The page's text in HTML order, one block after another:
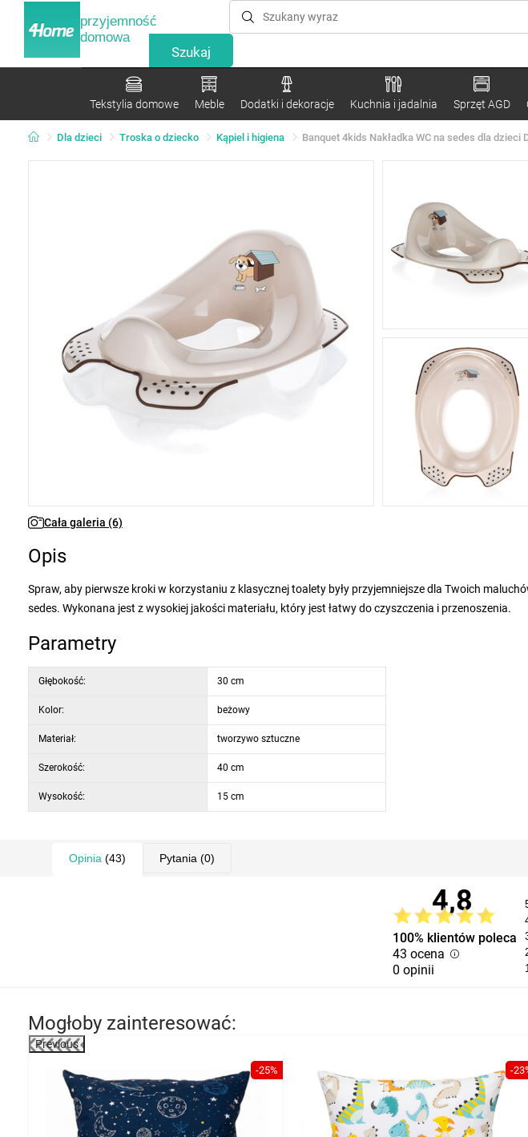
przyjemność
domowa
Tekstylia domowe Meble Dodatki i dekoracje Kuchnia i jadalnia Sprzęt AGD
Dla dzieci Troska o dziecko Kąpiel i higiena Banquet 4kids Nakładka WC na sedes dla dzieci
Cała galeria (6)
Opis
Spraw, aby pierwsze kroki w korzystaniu z klasycznej toalety były przyjemniejsze dla Twoich
sedes. Wykonana jest z wysokiej jakości materiału, który jest łatwy do czyszczenia i przenoszenia.
Parametry
Głębokość: 30 cm
Kolor: beżowy
Materiał: tworzywo sztuczne
Szerokość: 40 cm
Wysokość: 15 cm
Opinia (43) Pytania (0)
4,8
100% klientów poleca
43 ocena
0 opinii
1
Mogłoby zainteresować:
Previous
-25% -